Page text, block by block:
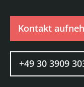
Kontakt
+49 30 3909